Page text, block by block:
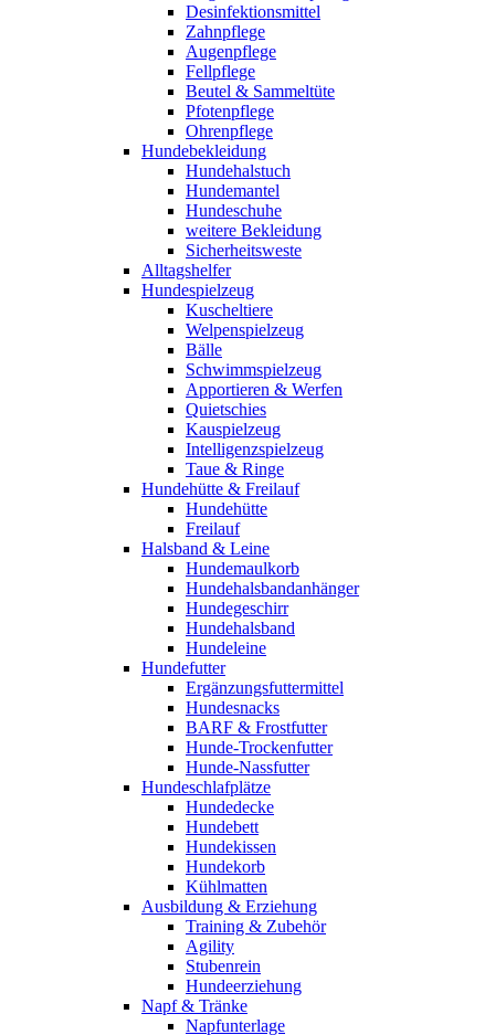
Desinfektionsmittel
Zahnpflege
Augenpflege
Fellpflege
Beutel & Sammeltüte
Pfotenpflege
Ohrenpflege
Hundebekleidung
Hundehalstuch
Hundemantel
Hundeschuhe
weitere Bekleidung
Sicherheitsweste
Alltagshelfer
Hundespielzeug
Kuscheltiere
Welpenspielzeug
Bälle
Schwimmspielzeug
Apportieren & Werfen
Quietschies
Kauspielzeug
Intelligenzspielzeug
Taue & Ringe
Hundehütte & Freilauf
Hundehütte
Freilauf
Halsband & Leine
Hundemaulkorb
Hundehalsbandanhänger
Hundegeschirr
Hundehalsband
Hundeleine
Hundefutter
Ergänzungsfuttermittel
Hundesnacks
BARF & Frostfutter
Hunde-Trockenfutter
Hunde-Nassfutter
Hundeschlafplätze
Hundedecke
Hundebett
Hundekissen
Hundekorb
Kühlmatten
Ausbildung & Erziehung
Training & Zubehör
Agility
Stubenrein
Hundeerziehung
Napf & Tränke
Napfunterlage